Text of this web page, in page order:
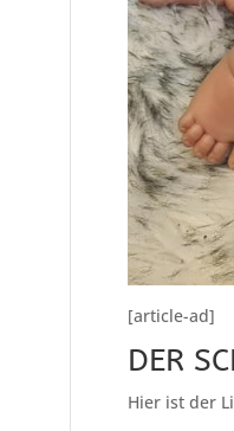
[article-ad]
DER
Hier ist der